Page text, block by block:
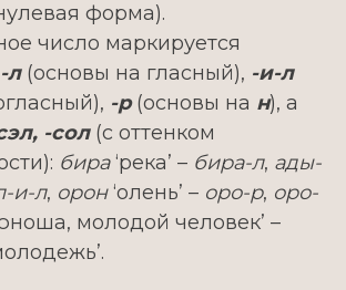
форма).
число маркируется
-л(основы на гласный), -и-л
-р(основы на н), а
-сол(с оттенком
бира‘река’ – бира-л, ады-
и-л, орон‘олень’ – оро-р, оро-
молодой человек’ –